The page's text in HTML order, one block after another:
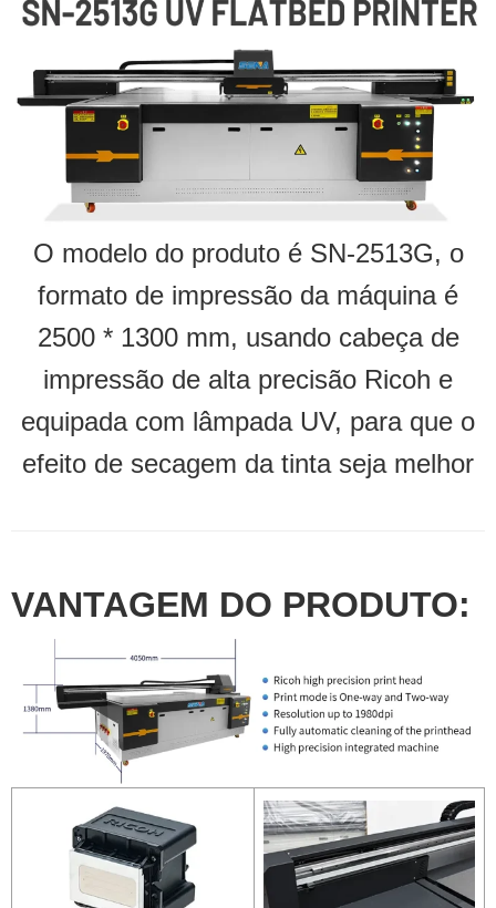
O modelo do produto é SN-2513G, o
formato de impressão da máquina é
2500 * 1300 mm, usando cabeça de
impressão de alta precisão Ricoh e
equipada com lâmpada UV, para que o
efeito de secagem da tinta seja melhor
VANTAGEM DO PRODUTO: